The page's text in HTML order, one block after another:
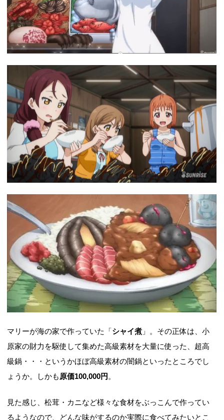
マリーが海の家で作っていた「シャイ煮 」。その正体は、小
原家の財力を駆使して集めた高級素材を大量に使った、超高
級鍋・・・というかほぼ高級素材の闇鍋といったところでし
ょうか。しかも 原価100,000円 。
見た感じ、松茸・カニなど様々な食材をぶっこんで作ってい
るようなので、どんな味がするのか実際に食べてみたいとこ